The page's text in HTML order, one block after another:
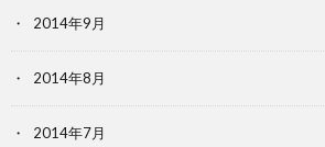
2014年9月
2014年8月
2014年7月